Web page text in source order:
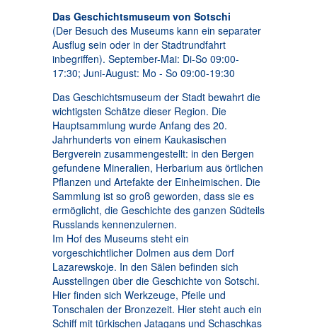
Das Geschichtsmuseum von Sotschi
(Der Besuch des Museums kann ein separater
Ausflug sein oder in der Stadtrundfahrt
inbegriffen). September-Mai: Di-So 09:00-
17:30; Juni-August: Mo - So 09:00-19:30
Das Geschichtsmuseum der Stadt bewahrt die
wichtigsten Schätze dieser Region. Die
Hauptsammlung wurde Anfang des 20.
Jahrhunderts von einem Kaukasischen
Bergverein zusammengestellt: in den Bergen
gefundene Mineralien, Herbarium aus örtlichen
Pflanzen und Artefakte der Einheimischen. Die
Sammlung ist so groß geworden, dass sie es
ermöglicht, die Geschichte des ganzen Südteils
Russlands kennenzulernen.
Im Hof des Museums steht ein
vorgeschichtlicher Dolmen aus dem Dorf
Lazarewskoje. In den Sälen befinden sich
Ausstellngen über die Geschichte von Sotschi.
Hier finden sich Werkzeuge, Pfeile und
Tonschalen der Bronzezeit. Hier steht auch ein
Schiff mit türkischen Jatagans und Schaschkas